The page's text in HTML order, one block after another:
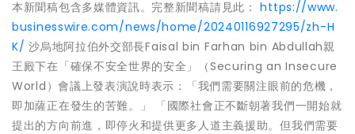
本新聞稿包含多媒體資訊。完整新聞稿請見此：https://www.
businesswire.com/news/home/20240116927295/zh-H
K/ 沙烏地阿拉伯外交部長Faisal bin Farhan bin Abdullah親
王殿下在「確保不安全世界的安全」（Securing an Insecure
World）會議上發表演說時表示：「我們需要關注眼前的危機，
即加薩正在發生的苦難。」 「國際社會正不斷朝著我們一開始就
提出的方向前進，即停火和提供更多人道主義援助。但我們需要